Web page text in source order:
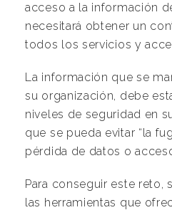
acceso a la información
necesitará obtener un
todos los servicios y
La información que se
su organización, debe
niveles de seguridad en
que se pueda evitar “la
pérdida de datos o
Para conseguir este reto,
las herramientas que